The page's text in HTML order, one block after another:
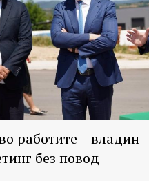
работите – владин
без повод